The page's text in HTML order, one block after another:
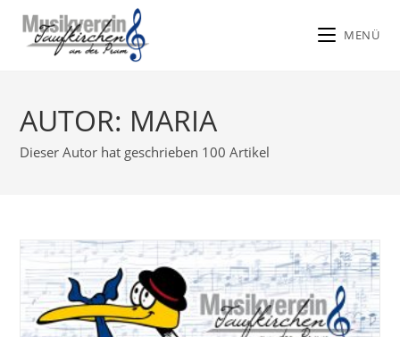
springen
MENÜ
AUTOR: MARIA
Dieser Autor hat geschrieben 100 Artikel